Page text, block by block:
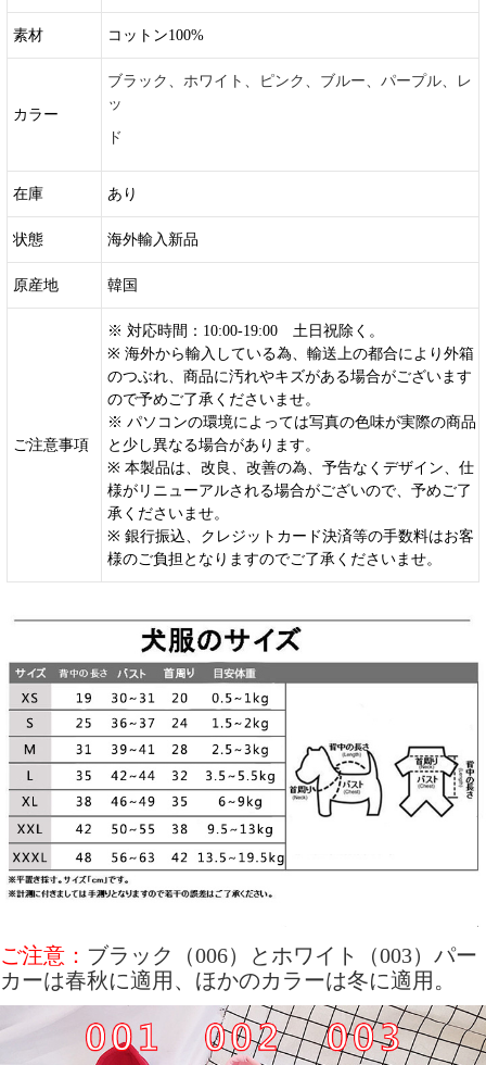
素材 コットン100%
カラー
ブラック、ホワイト、ピンク、ブルー、パープル、レ
ッ
ド
在庫 あり
状態 海外輸入新品
原産地 韓国
ご注意事項
※ 対応時間：10:00-19:00 土日祝除く。
※ 海外から輸入している為、輸送上の都合により外箱
のつぶれ、商品に汚れやキズがある場合がございます
ので予めご了承くださいませ。
※ パソコンの環境によっては写真の色味が実際の商品
と少し異なる場合があります。
※ 本製品は、改良、改善の為、予告なくデザイン、仕
様がリニューアルされる場合がございので、予めご了
承くださいませ。
※ 銀行振込、クレジットカード決済等の手数料はお客
様のご負担となりますのでご了承くださいませ。
ご注意： ブラック（006）とホワイト（003）パー
カーは春秋に適用、ほかのカラーは冬に適用。